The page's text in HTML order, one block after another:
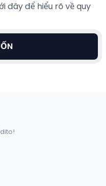
đây để hiểu rõ về quy